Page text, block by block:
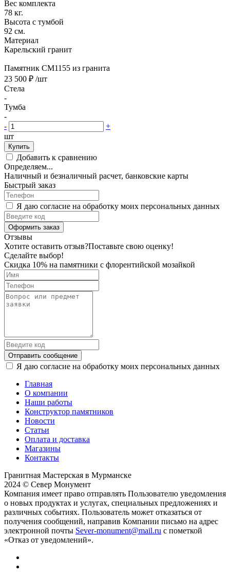
Вес комплекта
78 кг.
Высота с тумбой
92 см.
Материал
Карельский гранит
Памятник CM1155 из гранита
23 500 ₽ /шт
Стела
-
Тумба
-
-
+
шт
Купить
Добавить к сравнению
Определяем...
Наличный и безналичный расчет, банковские карты
Быстрый заказ
Я даю согласие на обработку моих персональных данных
Оформить заказ
Отзывы
Хотите оставить отзыв?Поставьте свою оценку!
Сделайте выбор!
Скидка 10% на памятники с флорентийской мозайкой
Отправить сообщение
Я даю согласие на обработку моих персональных данных
Главная
О компании
Наши работы
Конструктор памятников
Новости
Статьи
Оплата и доставка
Магазины
Контакты
Гранитная Мастерская в Мурманске
2024 © Север Монумент
Компания имеет право отправлять Пользователю уведомления
о новых продуктах и услугах, специальных предложениях и
различных событиях. Пользователь может отказаться от
получения сообщений, направив Компании письмо на адрес
электронной почты Sever-monument@mail.ru с пометкой
«Отказ от уведомлений».